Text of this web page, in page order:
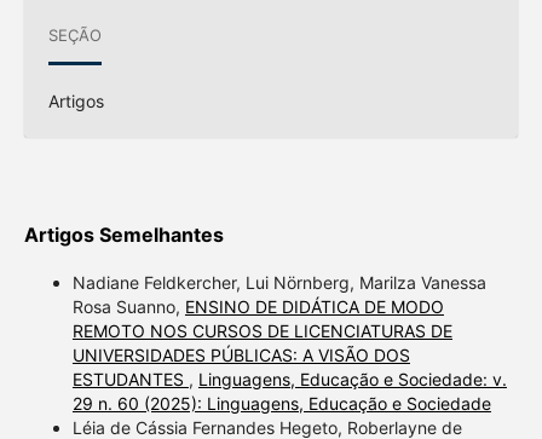
SEÇÃO
Artigos
Artigos Semelhantes
Nadiane Feldkercher, Lui Nörnberg, Marilza Vanessa
Rosa Suanno, ENSINO DE DIDÁTICA DE MODO
REMOTO NOS CURSOS DE LICENCIATURAS DE
UNIVERSIDADES PÚBLICAS: A VISÃO DOS
ESTUDANTES , Linguagens, Educação e Sociedade: v.
29 n. 60 (2025): Linguagens, Educação e Sociedade
Léia de Cássia Fernandes Hegeto, Roberlayne de